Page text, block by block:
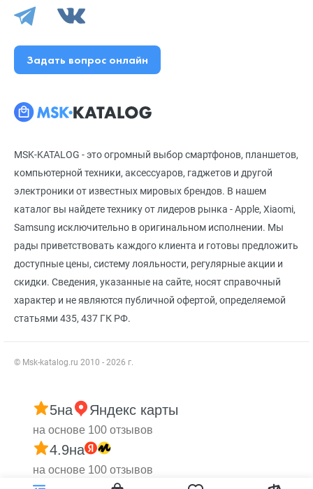
MSK-KATALOG - это огромный выбор смартфонов, планшетов,
компьютерной техники, аксессуаров, гаджетов и другой
электроники от известных мировых брендов. В нашем
каталог вы найдете технику от лидеров рынка - Apple, Xiaomi,
Samsung исключительно в оригинальном исполнении. Мы
рады приветствовать каждого клиента и готовы предложить
доступные цены, систему лояльности, регулярные акции и
скидки. Сведения, указанные на сайте, носят справочный
характер и не являются публичной офертой, определяемой
статьями 435, 437 ГК РФ.
© Msk-katalog.ru 2010 - 2026 г.
Задать вопрос онлайн
5на Яндекс карты
на основе 100 отзывов
4.9на
на основе 100 отзывов